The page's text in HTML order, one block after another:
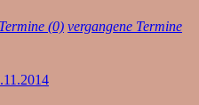
Termine (0) vergangene Termine